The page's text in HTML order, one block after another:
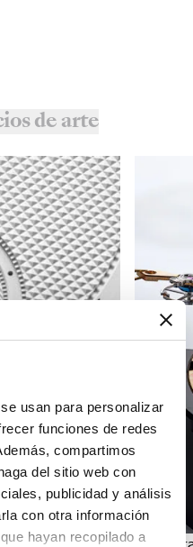
usan para personalizar
funciones de redes
compartimos
del sitio web con
publicidad y análisis
con otra información
hayan recopilado a
de arte